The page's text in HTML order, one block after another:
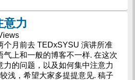
意力
个月前去 TEDxSYSU 演讲所准
气上和一般的博客不一样. 在这次
力的问题，以及如何集中注意力
浅，希望大家多提提意见. 稿子